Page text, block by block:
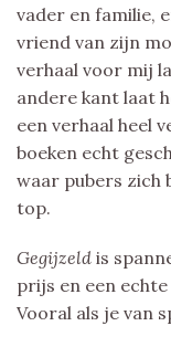
vader en familie,
vriend van zijn
verhaal voor mij
andere kant laat
een verhaal heel
boeken echt
waar pubers zich
top.
Gegijzeld is
prijs en een
Vooral als je van